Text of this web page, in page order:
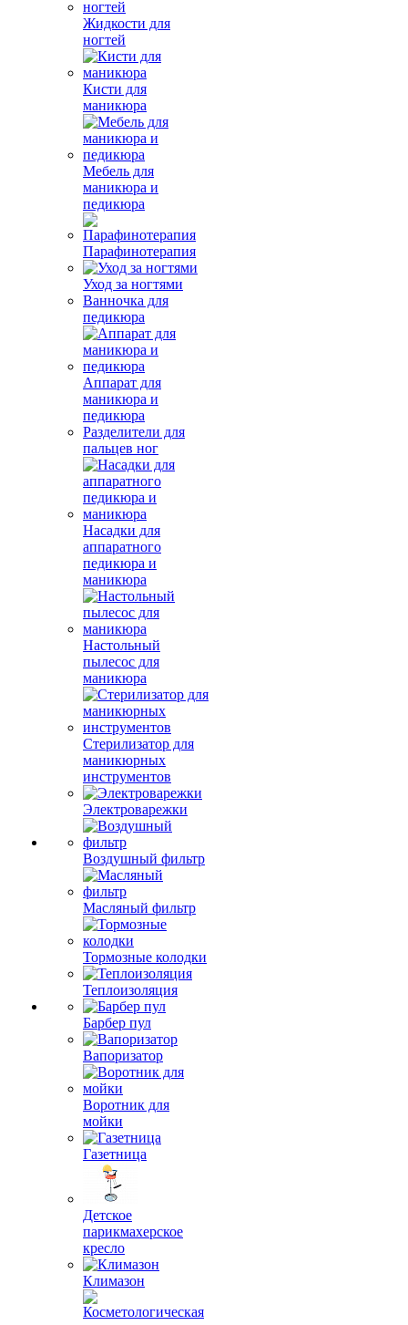
Жидкости для
ногтей
Кисти для
маникюра
Мебель для
маникюра и
педикюра
Парафинотерапия
Уход за ногтями
Ванночка для
педикюра
Аппарат для
маникюра и
педикюра
Разделители для
пальцев ног
Насадки для
аппаратного
педикюра и
маникюра
Настольный
пылесос для
маникюра
Стерилизатор для
маникюрных
инструментов
Электроварежки
Воздушный фильтр
Масляный фильтр
Тормозные колодки
Теплоизоляция
Барбер пул
Вапоризатор
Воротник для
мойки
Газетница
Детское
парикмахерское
кресло
Климазон